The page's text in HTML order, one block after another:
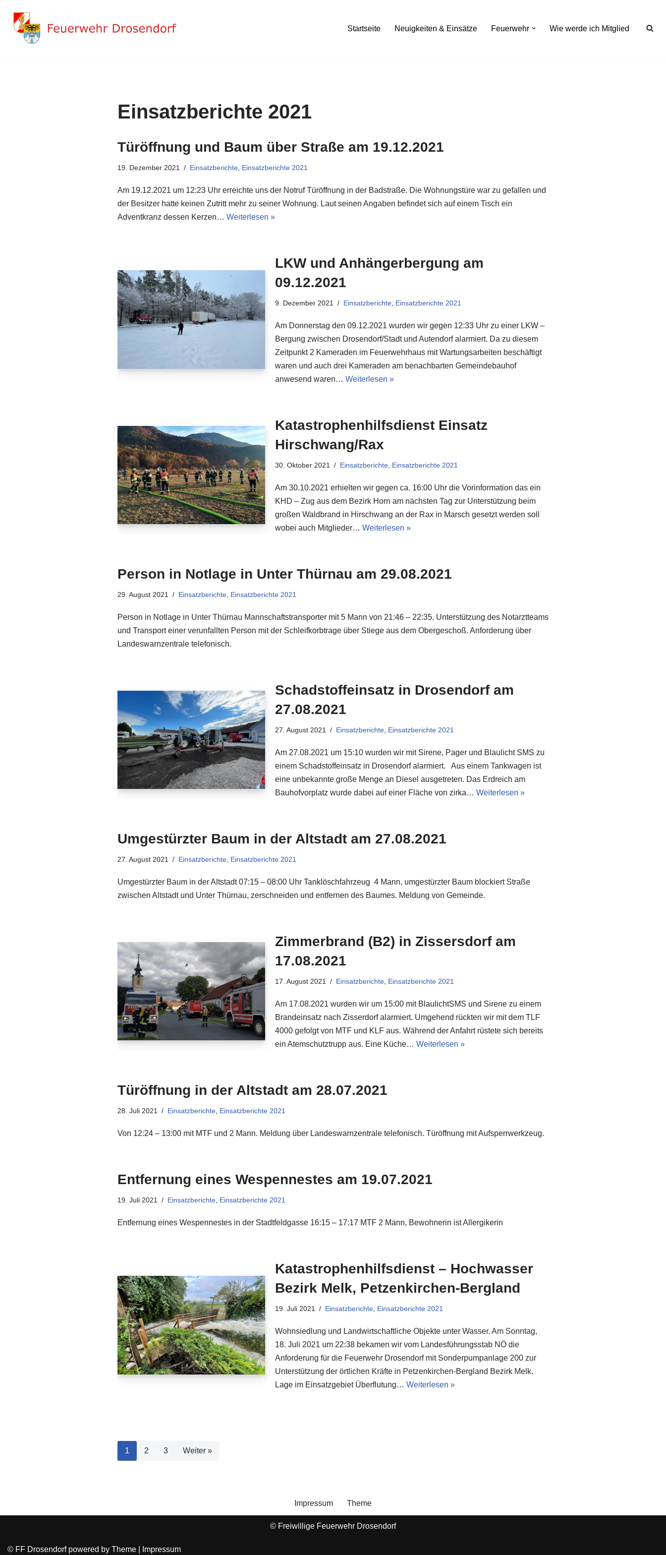
Zum
Inhalt
Startseite Neuigkeiten & Einsätze Feuerwehr Wie werde ich Mitglied
Einsatzberichte 2021
Türöffnung und Baum über Straße am 19.12.2021
19. Dezember 2021 Einsatzberichte Einsatzberichte 2021
Am 19.12.2021 um 12:23 Uhr erreichte uns der Notruf Türöffnung in der Badstraße. Die Wohnungstüre war zu gefallen und
der Besitzer hatte keinen Zutritt mehr zu seiner Wohnung. Laut seinen Angaben befindet sich auf einem Tisch ein
Adventkranz dessen Kerzen… Weiterlesen »
LKW und Anhängerbergung am
09.12.2021
9. Dezember 2021 Einsatzberichte, Einsatzberichte 2021
Am Donnerstag den 09.12.2021 wurden wir gegen 12:33 Uhr zu einer LKW –
Bergung zwischen Drosendorf/Stadt und Autendorf alarmiert. Da zu diesem
Zeitpunkt 2 Kameraden im Feuerwehrhaus mit Wartungsarbeiten beschäftigt
waren und auch drei Kameraden am benachbarten Gemeindebauhof
anwesend waren… Weiterlesen »
Katastrophenhilfsdienst Einsatz
Hirschwang/Rax
30. Oktober 2021 Einsatzberichte, Einsatzberichte 2021
Am 30.10.2021 erhielten wir gegen ca. 16:00 Uhr die Vorinformation das ein
KHD – Zug aus dem Bezirk Horn am nächsten Tag zur Unterstützung beim
großen Waldbrand in Hirschwang an der Rax in Marsch gesetzt werden soll
wobei auch Mitglieder… Weiterlesen »
Person in Notlage in Unter Thürnau am 29.08.2021
29. August 2021 Einsatzberichte Einsatzberichte 2021
Person in Notlage in Unter Thürnau Mannschaftstransporter mit 5 Mann von 21:46 – 22:35. Unterstützung des Notarztteams
und Transport einer verunfallten Person mit der Schleifkorbtrage über Stiege aus dem Obergeschoß. Anforderung über
Landeswarnzentrale telefonisch.
Schadstoffeinsatz in Drosendorf am
27.08.2021
27. August 2021 Einsatzberichte, Einsatzberichte 2021
Am 27.08.2021 um 15:10 wurden wir mit Sirene, Pager und Blaulicht SMS zu
einem Schadstoffeinsatz in Drosendorf alarmiert. Aus einem Tankwagen ist
eine unbekannte große Menge an Diesel ausgetreten. Das Erdreich am
Bauhofvorplatz wurde dabei auf einer Fläche von zirka… Weiterlesen »
Umgestürzter Baum in der Altstadt am 27.08.2021
27. August 2021 Einsatzberichte Einsatzberichte 2021
Umgestürzter Baum in der Altstadt 07:15 – 08:00 Uhr Tanklöschfahrzeug 4 Mann, umgestürzter Baum blockiert Straße
zwischen Altstadt und Unter Thürnau, zerschneiden und entfernen des Baumes. Meldung von Gemeinde.
Zimmerbrand (B2) in Zissersdorf am
17.08.2021
17. August 2021 Einsatzberichte, Einsatzberichte 2021
Am 17.08.2021 wurden wir um 15:00 mit BlaulichtSMS und Sirene zu einem
Brandeinsatz nach Zisserdorf alarmiert. Umgehend rückten wir mit dem TLF
4000 gefolgt von MTF und KLF aus. Während der Anfahrt rüstete sich bereits
ein Atemschutztrupp aus. Eine Küche… Weiterlesen »
Türöffnung in der Altstadt am 28.07.2021
28. Juli 2021 Einsatzberichte Einsatzberichte 2021
Von 12:24 – 13:00 mit MTF und 2 Mann. Meldung über Landeswarnzentrale telefonisch. Türöffnung mit Aufsperrwerkzeug.
Entfernung eines Wespennestes am 19.07.2021
19. Juli 2021 Einsatzberichte Einsatzberichte 2021
Entfernung eines Wespennestes in der Stadtfeldgasse 16:15 – 17:17 MTF 2 Mann, Bewohnerin ist Allergikerin
Katastrophenhilfsdienst – Hochwasser
Bezirk Melk, Petzenkirchen-Bergland
19. Juli 2021 Einsatzberichte, Einsatzberichte 2021
Wohnsiedlung und Landwirtschaftliche Objekte unter Wasser. Am Sonntag,
18. Juli 2021 um 22:38 bekamen wir vom Landesführungsstab NÖ die
Anforderung für die Feuerwehr Drosendorf mit Sonderpumpanlage 200 zur
Unterstützung der örtlichen Kräfte in Petzenkirchen-Bergland Bezirk Melk.
Lage im Einsatzgebiet Überflutung… Weiterlesen »
1 2 3 Weiter »
Impressum Theme
© Freiwillige Feuerwehr Drosendorf
© FF Drosendorf powered by Theme Impressum